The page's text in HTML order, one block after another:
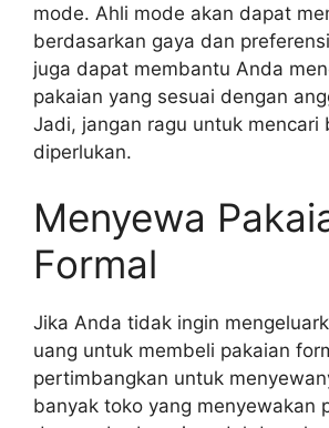
mode. Ahli mode akan dapat
berdasarkan gaya dan
juga dapat membantu Anda
pakaian yang sesuai dengan
Jadi, jangan ragu untuk mencari
diperlukan.
Menyewa
Formal
Jika Anda tidak ingin
uang untuk membeli pakaian
pertimbangkan untuk
banyak toko yang menyewakan